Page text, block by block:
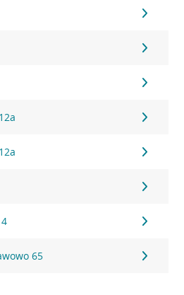
65